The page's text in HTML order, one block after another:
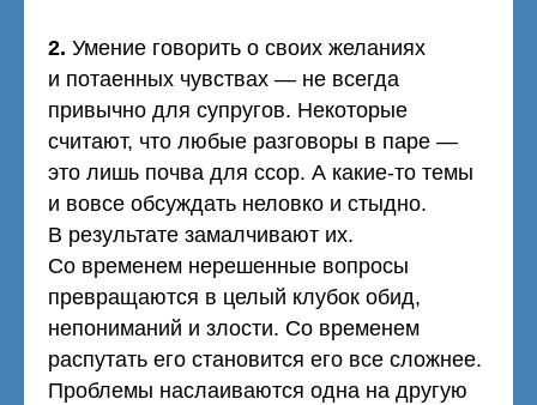
2. Умение говорить о своих желаниях
и потаенных чувствах — не всегда
привычно для супругов. Некоторые
считают, что любые разговоры в паре —
это лишь почва для ссор. А какие-то темы
и вовсе обсуждать неловко и стыдно.
В результате замалчивают их.
Со временем нерешенные вопросы
превращаются в целый клубок обид,
непониманий и злости. Со временем
распутать его становится его все сложнее.
Проблемы наслаиваются одна на другую